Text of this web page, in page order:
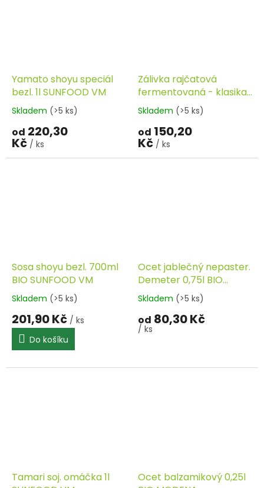
Yamato shoyu speciál
bezl. 1l SUNFOOD VM
Skladem (>5 ks)
od 220,30
Kč / ks
Zálivka rajčatová
fermentovaná - klasika
340ml FERMATO
Skladem (>5 ks)
od 150,20
Kč / ks
Sosa shoyu bezl. 700ml
BIO SUNFOOD VM
Skladem (>5 ks)
201,90 Kč / ks
Do košíku
Ocet jablečný nepaster.
Demeter 0,75l BIO
BEUTELSBACHER
Skladem (>5 ks)
od 80,30 Kč
/ ks
Tamari soj. omáčka 1l
Ocet balzamikový 0,25l